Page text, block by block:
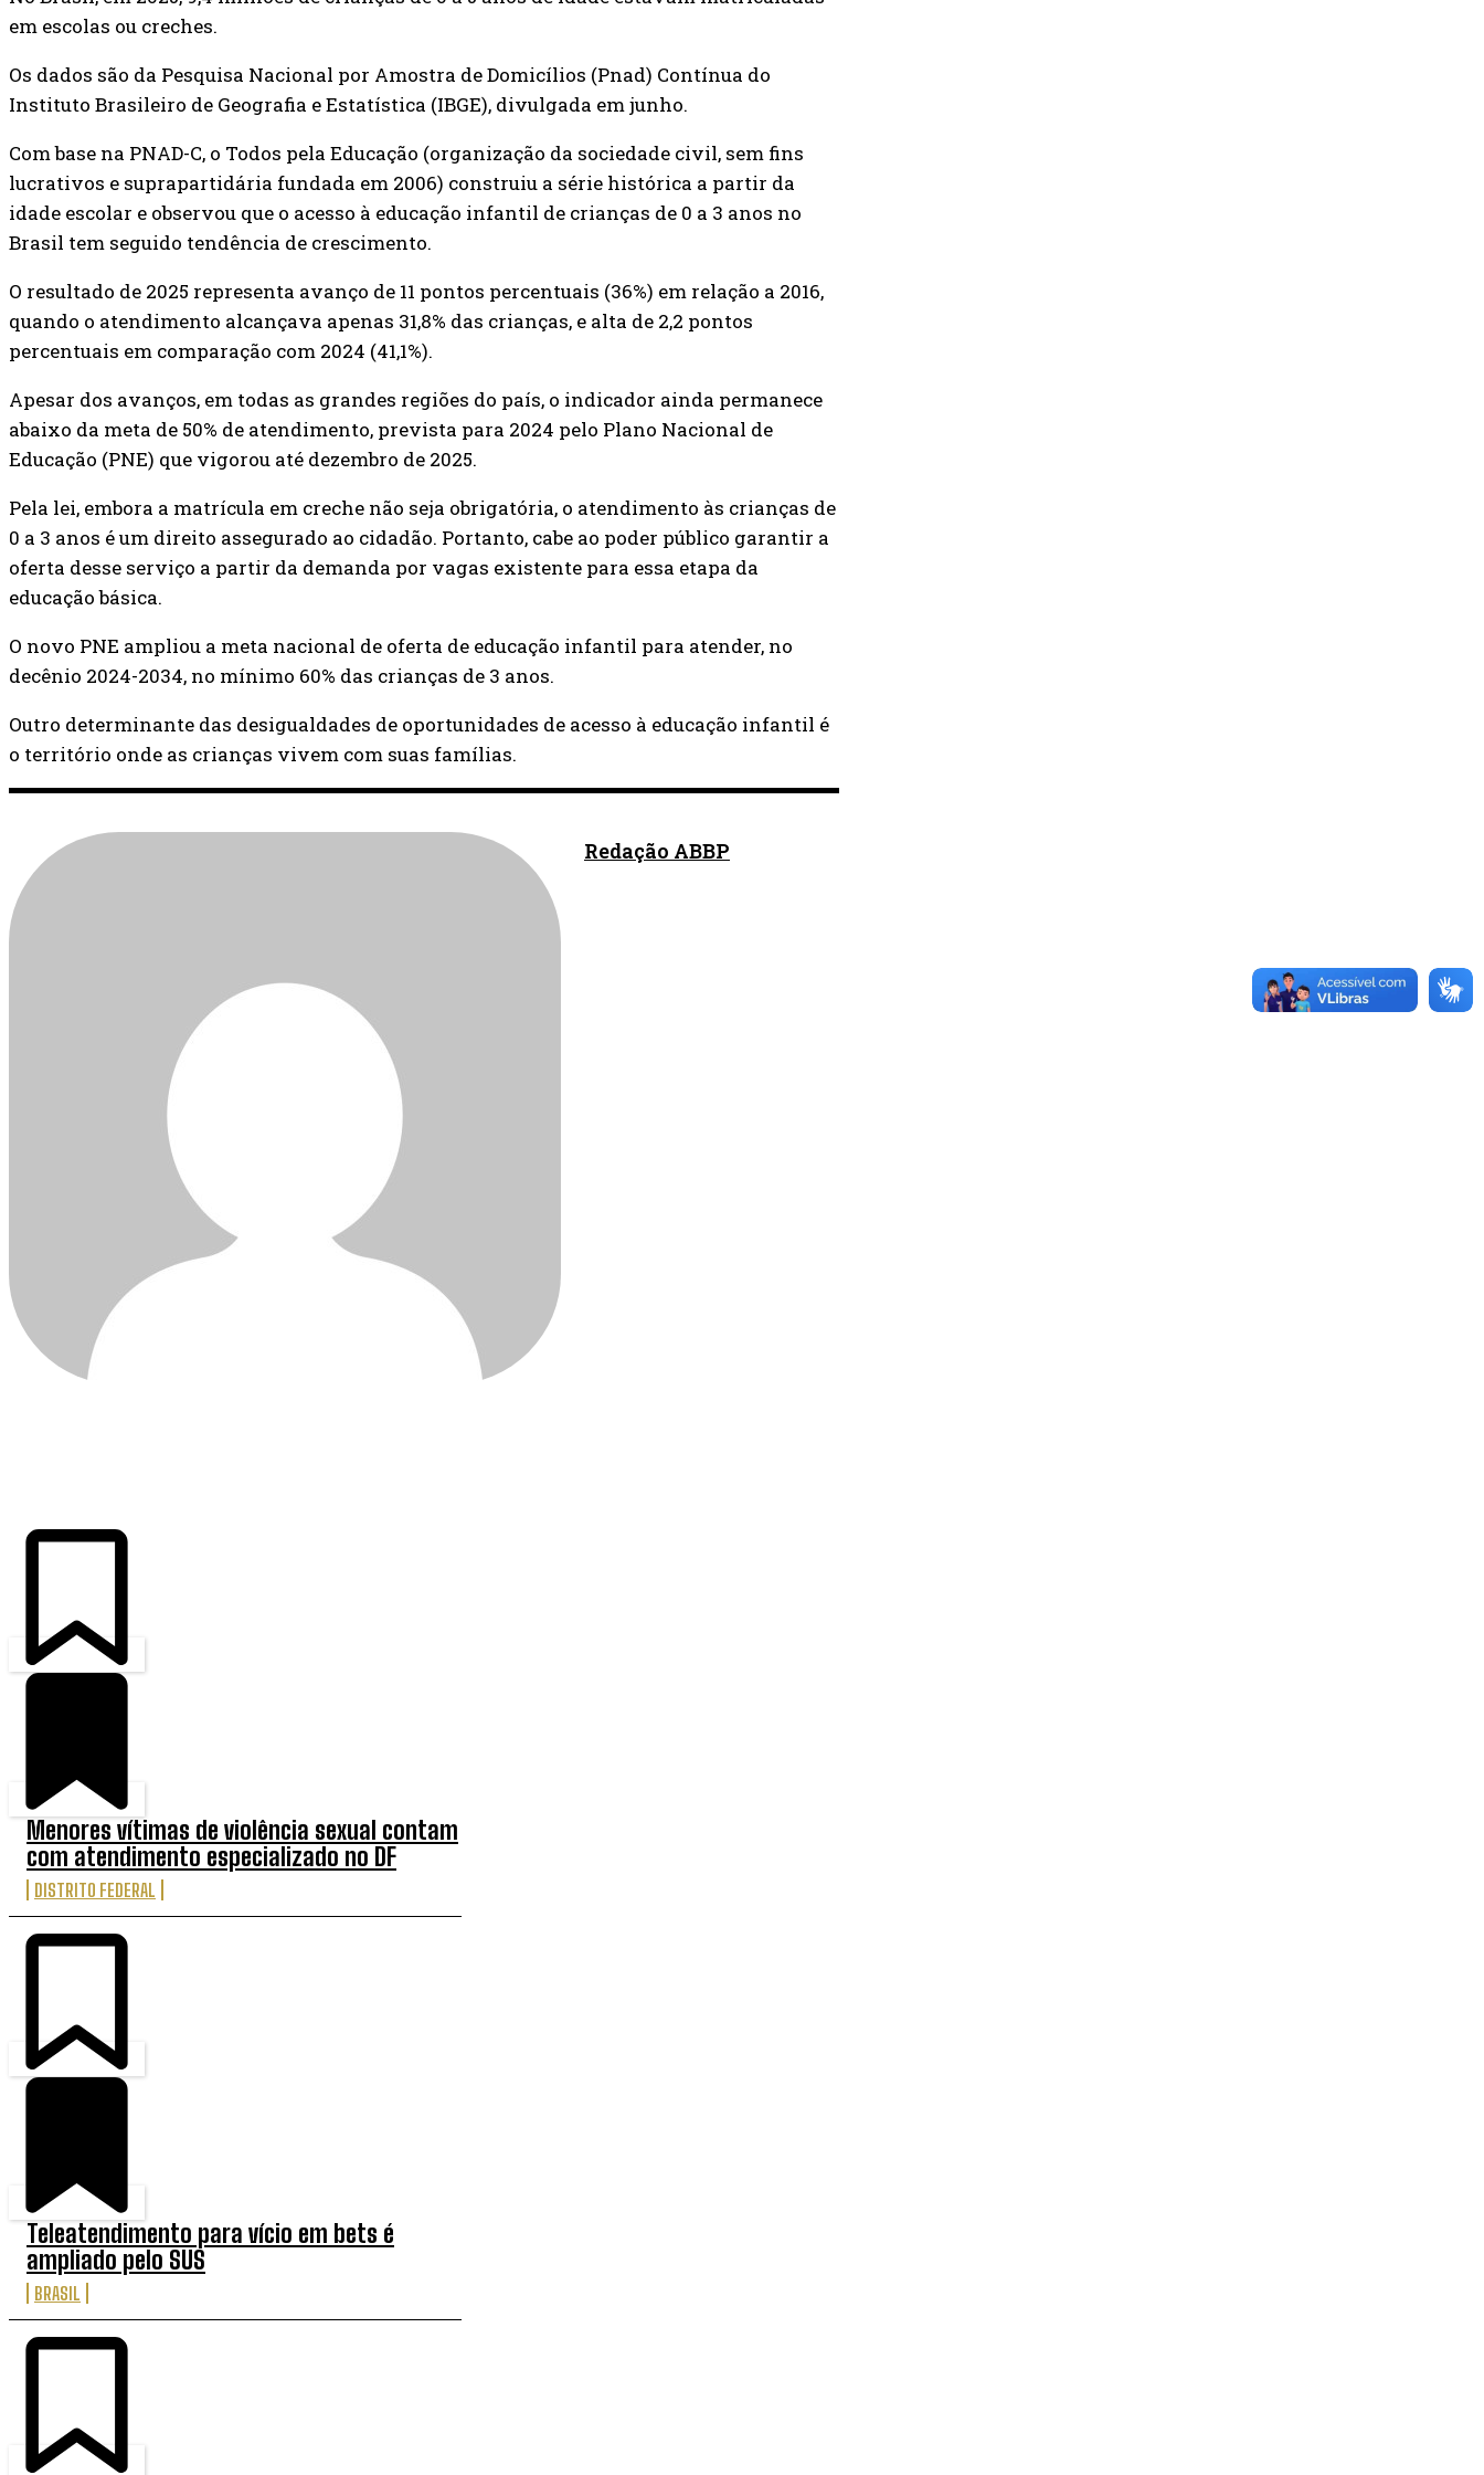
em escolas ou creches.
Os dados são da Pesquisa Nacional por Amostra de Domicílios (Pnad) Contínua do
Instituto Brasileiro de Geografia e Estatística (IBGE), divulgada em junho.
Com base na PNAD-C, o Todos pela Educação (organização da sociedade civil, sem fins
lucrativos e suprapartidária fundada em 2006) construiu a série histórica a partir da
idade escolar e observou que o acesso à educação infantil de crianças de 0 a 3 anos no
Brasil tem seguido tendência de crescimento.
O resultado de 2025 representa avanço de 11 pontos percentuais (36%) em relação a 2016,
quando o atendimento alcançava apenas 31,8% das crianças, e alta de 2,2 pontos
percentuais em comparação com 2024 (41,1%).
Apesar dos avanços, em todas as grandes regiões do país, o indicador ainda permanece
abaixo da meta de 50% de atendimento, prevista para 2024 pelo Plano Nacional de
Educação (PNE) que vigorou até dezembro de 2025.
Pela lei, embora a matrícula em creche não seja obrigatória, o atendimento às crianças de
0 a 3 anos é um direito assegurado ao cidadão. Portanto, cabe ao poder público garantir a
oferta desse serviço a partir da demanda por vagas existente para essa etapa da
educação básica.
O novo PNE ampliou a meta nacional de oferta de educação infantil para atender, no
decênio 2024-2034, no mínimo 60% das crianças de 3 anos.
Outro determinante das desigualdades de oportunidades de acesso à educação infantil é
o território onde as crianças vivem com suas famílias.
Redação ABBP
Menores vítimas de violência sexual contam
com atendimento especializado no DF
DISTRITO FEDERAL
Teleatendimento para vício em bets é
ampliado pelo SUS
BRASIL